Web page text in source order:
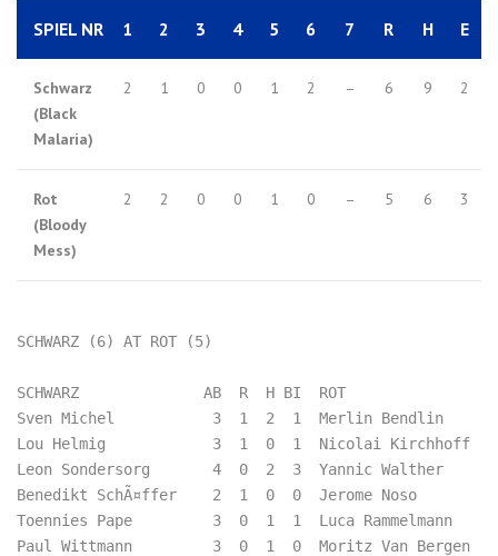
SPIEL NR 1 2 3 4 5 6 7 R H E
Schwarz
(Black
Malaria)
2 1 0 0 1 2 – 6 9 2
Rot
(Bloody
Mess)
2 2 0 0 1 0 – 5 6 3
SCHWARZ (6) AT ROT (5)
SCHWARZ              AB  R  H BI  ROT
Sven Michel           3  1  2  1  Merlin Bendlin
Lou Helmig            3  1  0  1  Nicolai
Leon Sondersorg       4  0  2  3  Yannic Walther
Benedikt SchÃ¤ffer    2  1  0  0  Jerome Noso
Toennies Pape         3  0  1  1  Luca
Paul Wittmann         3  0  1  0  Moritz Van